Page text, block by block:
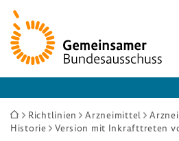
Zur
Startseite
Sie
sind
Richtlinien Arzneimittel
Historie
Version mit Inkrafttreten